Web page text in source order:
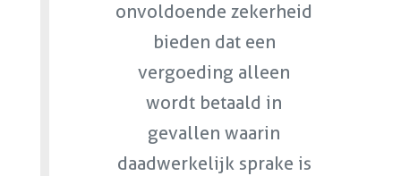
onvoldoende zekerheid
bieden dat een
vergoeding alleen
wordt betaald in
gevallen waarin
daadwerkelijk sprake is